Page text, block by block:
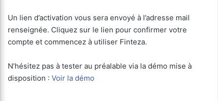
Un lien d’activation vous sera envoyé à l’adresse mail
renseignée. Cliquez sur le lien pour confirmer votre
compte et commencez à utiliser Finteza.
N’hésitez pas à tester au préalable via la démo mise à
disposition : Voir la démo